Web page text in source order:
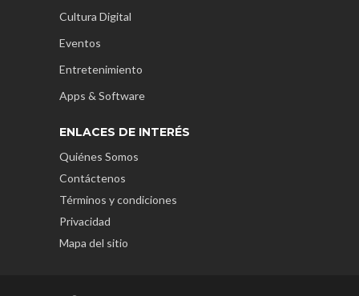
Cultura Digital
Eventos
Entretenimiento
Apps & Software
ENLACES DE INTERÉS
Quiénes Somos
Contáctenos
Términos y condiciones
Privacidad
Mapa del sitio